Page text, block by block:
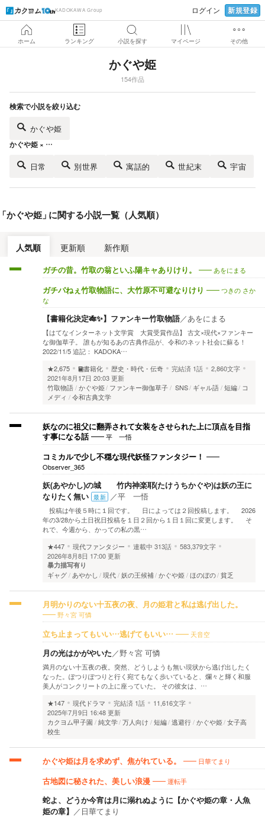
KADOKAWA Group ログイン 新規登録
ホーム ランキング 小説を探す マイページ その他
かぐや姫
154作品
検索で小説を絞り込む
かぐや姫
かぐや姫 × …
日常 別世界 寓話的 世紀末 宇宙
かぐや姫 」に関する小説一覧（人気順）
人気順 更新順 新作順
ガチの昔。竹取の翁といふ陽キャありけり。 あをにまる
ガチパねぇ竹取物語に、大竹原不可避なりけり
つきの さか
な
【書籍化決定🎋✨】ファンキー竹取物語／あをにまる
【はてなインターネット文学賞 大賞受賞作品】 古文×現代×ファンキー
な御伽草子。 誰もが知るあの古典作品が、令和のネット社会に蘇る！
2022/11/5 追記： KADOKA…
★2,675
書籍化 歴史・時代・伝奇 完結済 1話
2,860文字
2021年8月17日 20:03 更新
竹取物語 かぐや姫 ファンキー御伽草子 SNS ギャル語 短編 コ
メディ
令和古典文学
妖なのに祖父に翻弄されて女装をさせられた上に頂点を目指
す事になる話
平 一悟
コミカルで少し不穏な現代妖怪ファンタジー！
Observer_365
妖(あやかし)の城 竹内神楽耶(たけうちかぐや)は妖の王に
なりたく無い 最新 ／平 一悟
投稿は午後５時に１回です。 日によっては２回投稿します。 2026
年の3/28から土日祝日投稿を１日２回から１日１回に変更します。 そ
れで、今週から、かっての私の黒…
★447
現代ファンタジー 連載中 313話
583,379文字
2026年8月8日 17:00 更新
暴力描写有り
ギャグ あやかし 現代 妖の王候補 かぐや姫 ほのぼの 貧乏
月明かりのない十五夜の夜、月の姫君と私は逃げ出した。
野々宮 可憐
立ち止まってもいい…逃げてもいい… 天音空
月の光はかがやいた／野々宮 可憐
満月のない十五夜の夜。突然、どうしようも無い現状から逃げ出したく
なった。ぽつりぽつりと行く宛てもなく歩いていると、爛々と輝く和服
美人がコンクリートの上に座っていた。 その彼女は、…
★147
現代ドラマ 完結済 1話
11,616文字
2025年7月9日 16:48 更新
カクヨム甲子園
純文学 万人向け 短編 逃避行 かぐや姫 女子高
校生
かぐや姫は月を求めず、焦がれている。 日華てまり
古地図に秘された、美しい浪漫 運転手
蛇よ、どうか今宵は月に溺れぬように【かぐや姫の章・人魚
姫の章】 ／ 日華てまり